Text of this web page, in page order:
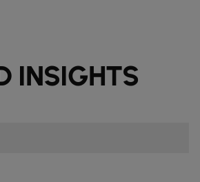
INSIGHTS